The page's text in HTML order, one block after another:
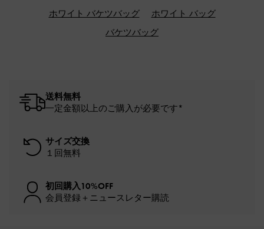
ホワイト バケツバッグ
ホワイト バッグ
バケツバッグ
送料無料
一定金額以上のご購入が必要です*
サイズ交換
１回無料
初回購入10%OFF
会員登録＋ニュースレター購読